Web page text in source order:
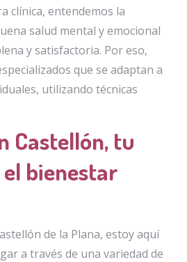
clínica, entendemos la
salud mental y emocional
y satisfactoria. Por eso,
que se adaptan a
utilizando técnicas
Castellón, tu
bienestar
de la Plana, estoy aquí
a través de una variedad de